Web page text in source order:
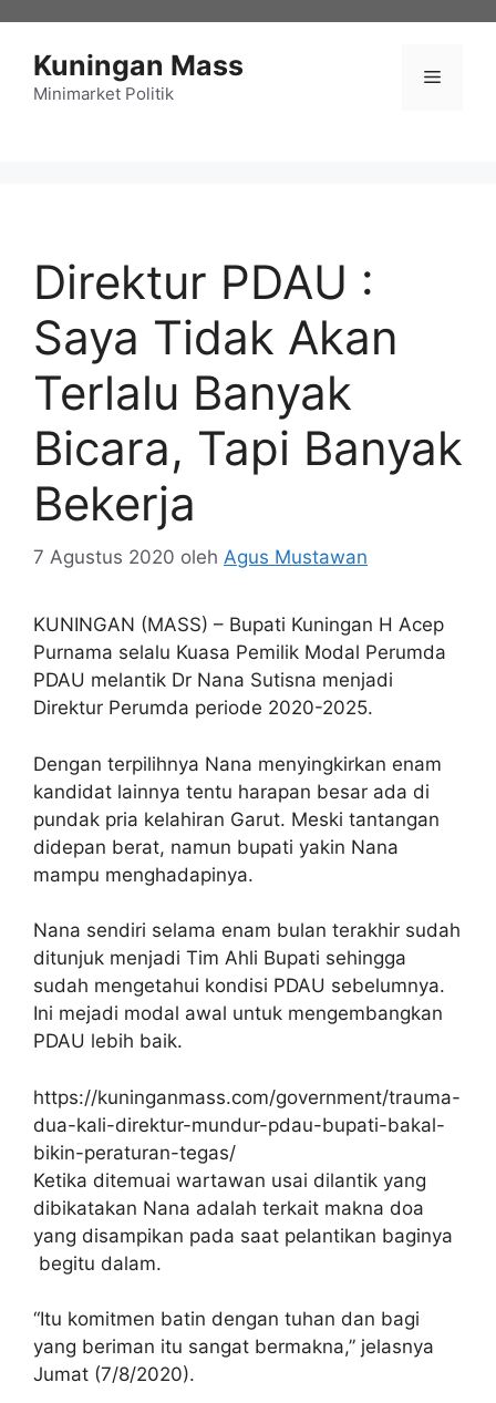
Kuningan Mass
Minimarket Politik
Menu
Direktur PDAU :
Saya Tidak Akan
Terlalu Banyak
Bicara, Tapi Banyak
Bekerja
7 Agustus 2020 oleh Agus Mustawan
KUNINGAN (MASS) – Bupati Kuningan H Acep
Purnama selalu Kuasa Pemilik Modal Perumda
PDAU melantik Dr Nana Sutisna menjadi
Direktur Perumda periode 2020-2025.
Dengan terpilihnya Nana menyingkirkan enam
kandidat lainnya tentu harapan besar ada di
pundak pria kelahiran Garut. Meski tantangan
didepan berat, namun bupati yakin Nana
mampu menghadapinya.
Nana sendiri selama enam bulan terakhir sudah
ditunjuk menjadi Tim Ahli Bupati sehingga
sudah mengetahui kondisi PDAU sebelumnya.
Ini mejadi modal awal untuk mengembangkan
PDAU lebih baik.
https://kuninganmass.com/government/trauma-
dua-kali-direktur-mundur-pdau-bupati-bakal-
bikin-peraturan-tegas/
Ketika ditemuai wartawan usai dilantik yang
dibikatakan Nana adalah terkait makna doa
yang disampikan pada saat pelantikan baginya
begitu dalam.
“Itu komitmen batin dengan tuhan dan bagi
yang beriman itu sangat bermakna,” jelasnya
Jumat (7/8/2020).